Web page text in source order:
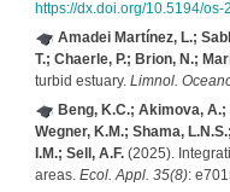
https://dx.doi.org/10.5194/
Amadei Martínez, L.;
T.; Chaerle, P.; Brion, N.;
turbid estuary. Limnol.
Beng, K.C.; Akimova,
Wegner, K.M.; Shama,
I.M.; Sell, A.F.(2025).
areas. Ecol. Appl. 35(8):